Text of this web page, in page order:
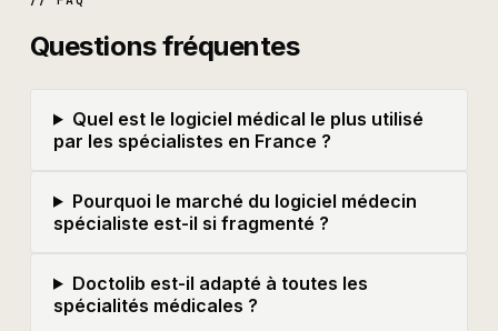
Questions fréquentes
Quel est le logiciel médical le plus utilisé
par les spécialistes en France ?
Pourquoi le marché du logiciel médecin
spécialiste est-il si fragmenté ?
Doctolib est-il adapté à toutes les
spécialités médicales ?